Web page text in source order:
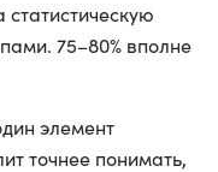
75–80% вполне
элемент
точнее понимать,